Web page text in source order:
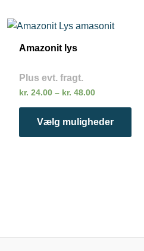
Amazonit lys
Plus evt. fragt.
kr. 24.00 – kr. 48.00
Prisinterval:
Vælg muligheder